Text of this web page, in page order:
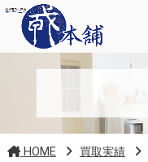
HOME 買取実績